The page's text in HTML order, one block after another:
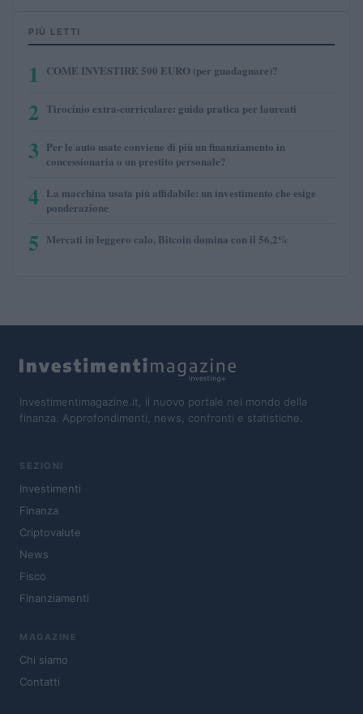
PIÙ LETTI
1 COME INVESTIRE 500 EURO (per guadagnare)?
2 Tirocinio extra-curriculare: guida pratica per laureati
3 Per le auto usate conviene di più un finanziamento in
concessionaria o un prestito personale?
4 La macchina usata più affidabile: un investimento che esige
ponderazione
5 Mercati in leggero calo, Bitcoin domina con il 56,2%
Investimentimagazine.it, il nuovo portale nel mondo della
finanza. Approfondimenti, news, confronti e statistiche.
SEZIONI
Investimenti
Finanza
Criptovalute
News
Fisco
Finanziamenti
MAGAZINE
Chi siamo
Contatti